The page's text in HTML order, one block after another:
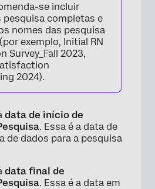
se incluir
pesquisa completas e
nomes das pesquisa
exemplo, Initial RN
Survey_Fall 2023,
2024).
data de início de
. Essa é a data de
de dados para a pesquisa
data final de
. Essa é a data em